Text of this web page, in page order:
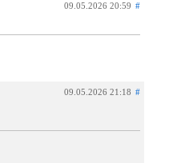
09.05.2026 20:59 #
09.05.2026 21:18 #